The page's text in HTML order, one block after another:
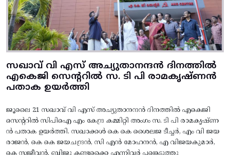
സഖാവ് വി എസ് അച്യുതാനന്ദൻ ദിനത്തിൽ
എകെജി സെന്ററിൽ സ. ടി പി രാമകൃഷ്‌ണൻ
പതാക ഉയർത്തി
ജൂലൈ 21 സഖാവ് വി എസ് അച്യുതാനന്ദൻ ദിനത്തിൽ എകെജി
സെന്ററിൽ സിപിഐ എം കേന്ദ്ര കമ്മിറ്റി അംഗം സ. ടി പി രാമകൃഷ്‌ണ
ൻ പതാക ഉയർത്തി. സഖാക്കൾ കെ കെ ശൈലജ ടീച്ചർ, എം വി ജയ
രാജൻ, കെ കെ ജയചന്ദ്രൻ, സി എൻ മോഹനൻ, എ വിജയകുമാർ,
കെ സജീവൻ, ബിജു കണ്ടക്കൈ എന്നിവർ പങ്കെടുത്തു